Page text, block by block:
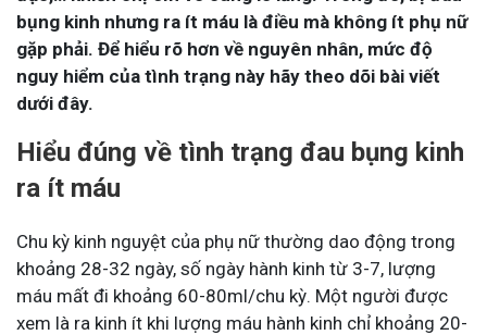
bụng kinh nhưng ra ít máu là điều mà không ít phụ nữ
gặp phải. Để hiểu rõ hơn về nguyên nhân, mức độ
nguy hiểm của tình trạng này hãy theo dõi bài viết
dưới đây.
Hiểu đúng về tình trạng đau bụng kinh
ra ít máu
Chu kỳ kinh nguyệt của phụ nữ thường dao động trong
khoảng 28-32 ngày, số ngày hành kinh từ 3-7, lượng
máu mất đi khoảng 60-80ml/chu kỳ. Một người được
xem là ra kinh ít khi lượng máu hành kinh chỉ khoảng 20-